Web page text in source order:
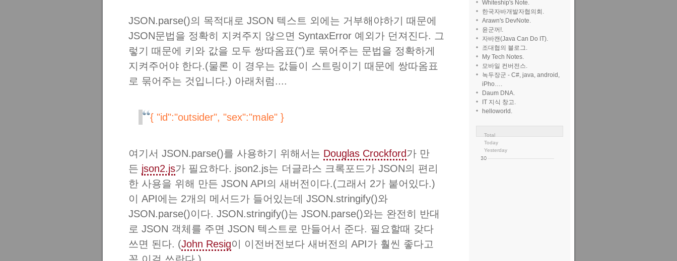
JSON.parse()의 목적대로 JSON 텍스트 외에는 거부해야하기 때문에
JSON문법을 정확히 지켜주지 않으면 SyntaxError 예외가 던져진다. 그
렇기 때문에 키와 값을 모두 쌍따옴표(")로 묶어주는 문법을 정확하게
지켜주어야 한다.(물론 이 경우는 값들이 스트링이기 때문에 쌍따옴표
로 묶어주는 것입니다.) 아래처럼....
{ "id":"outsider", "sex":"male" }
여기서 JSON.parse()를 사용하기 위해서는 Douglas Crockford가 만
든 json2.js가 필요하다. json2.js는 더글라스 크록포드가 JSON의 편리
한 사용을 위해 만든 JSON API의 새버전이다.(그래서 2가 붙어있다.)
이 API에는 2개의 메서드가 들어있는데 JSON.stringify()와
JSON.parse()이다. JSON.stringify()는 JSON.parse()와는 완전히 반대
로 JSON 객체를 주면 JSON 텍스트로 만들어서 준다. 필요할때 갖다
쓰면 된다. (John Resig이 이전버전보다 새버전의 API가 훨씬 좋다고
Whiteship's Note.
한국자바개발자협의회.
Arawn's DevNote.
윤군꺼!.
자바캔(Java Can Do IT).
조대협의 블로그.
My Tech Notes.
모바일 컨버전스.
녹두장군 - C#, java, android,
iPho….
Daum DNA.
IT 지식 창고.
helloworld.
Total
Today
Yesterday